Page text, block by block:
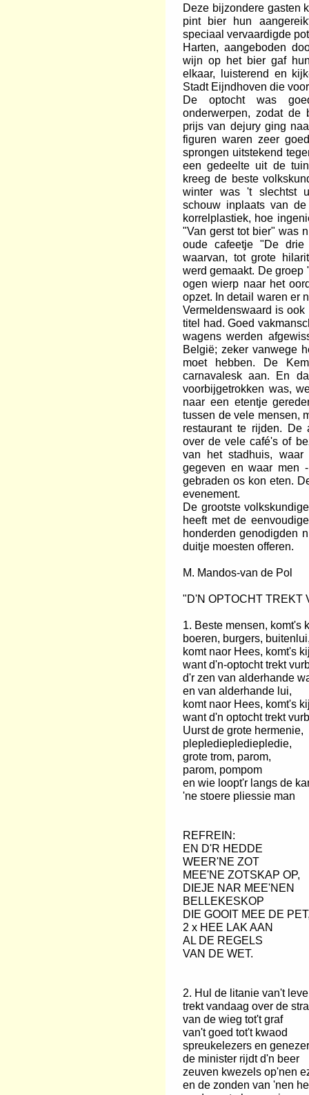
Deze bijzondere gasten
pint bier hun
speciaal vervaardigde
Harten, aangeboden
wijn op het bier gaf
elkaar, luisterend en
Stadt Eijndhoven die
De optocht was
onderwerpen, zodat de
prijs van dejury ging
figuren waren zeer
sprongen uitstekend
een gedeelte uit de
kreeg de beste
winter was 't slechtst
schouw inplaats van
korrelplastiek, hoe
"Van gerst tot bier" was
oude cafeetje "De drie
waarvan, tot grote
werd gemaakt. De
ogen wierp naar het
opzet. In detail waren er
Vermeldenswaard is
titel had. Goed
wagens werden
België; zeker vanwege
moet hebben. De
carnavalesk aan. En
voorbijgetrokken was,
naar een etentje
tussen de vele mensen,
restaurant te rijden. De
over de vele café's of
van het stadhuis, waar
gegeven en waar men
gebraden os kon eten.
evenement.
De grootste
heeft met de
honderden genodigden
duitje moesten offeren.
M. Mandos-van de Pol
"D'N OPTOCHT TREKT
1. Beste mensen, komt's
boeren, burgers,
komt naor Hees, komt's
want d'n-optocht trekt
d'r zen van alderhande
en van alderhande lui,
komt naor Hees, komt's
want d'n optocht trekt
Uurst de grote hermenie,
plepledieplediepledie,
grote trom, parom,
parom, pompom
en wie loopt'r langs de
'ne stoere pliessie man
REFREIN:
EN D'R HEDDE
WEER'NE ZOT
MEE'NE ZOTSKAP OP,
DIEJE NAR MEE'NEN
BELLEKESKOP
DIE GOOIT MEE DE
2 x HEE LAK AAN
AL DE REGELS
VAN DE WET.
2. Hul de litanie van't
trekt vandaag over de
van de wieg tot't graf
van't goed tot't kwaod
spreukelezers en
de minister rijdt d'n beer
zeuven kwezels op'nen
en de zonden van 'nen